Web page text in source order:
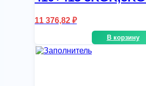
11 376,82 ₽
В корзину